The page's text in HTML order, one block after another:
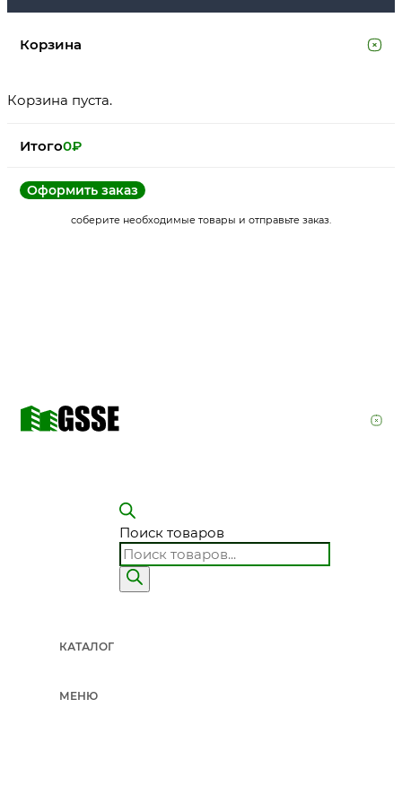
Корзина
Корзина пуста.
Итого0₽
Оформить заказ
соберите необходимые товары и отправьте заказ.
Поиск товаров
КАТАЛОГ
МЕНЮ